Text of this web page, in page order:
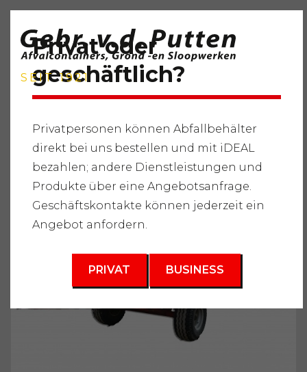
SEIT 1921
Startseite " Dienstleistungen " Abbrucharbeiten "
Traktor- und Geräteverleih " Lange Anhänger
Privat oder
geschäftlich?
Privatpersonen können Abfallbehälter
direkt bei uns bestellen und mit iDEAL
bezahlen; andere Dienstleistungen und
Produkte über eine Angebotsanfrage.
Geschäftskontakte können jederzeit ein
Angebot anfordern.
PRIVAT BUSINESS